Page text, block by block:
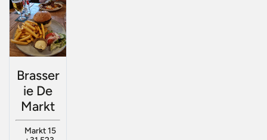
Brasser
ie De
Markt
Markt 15